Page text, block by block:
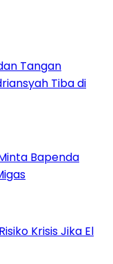
Tangan
Tiba di
Bapenda
Krisis Jika El